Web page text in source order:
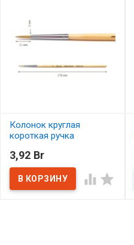
Колонок круглая
короткая ручка
Сонет №1
В наличии
3,92 Br
 